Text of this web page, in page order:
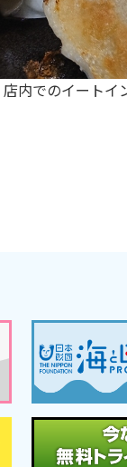
内でのイート